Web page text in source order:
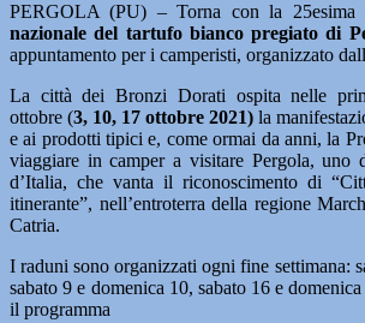
PERGOLA (PU) – Torna con la 25esima
nazionale del tartufo bianco pregiato di
appuntamento per i camperisti, organizzato
La città dei Bronzi Dorati ospita nelle
ottobre (3, 10, 17 ottobre 2021) la
e ai prodotti tipici e, come ormai da anni, la
viaggiare in camper a visitare Pergola,
d’Italia, che vanta il riconoscimento di
itinerante”, nell’entroterra della regione
Catria.
I raduni sono organizzati ogni fine settimana:
sabato 9 e domenica 10, sabato 16 e
il programma